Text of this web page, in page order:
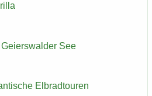
Gei­ers­wal­der See
El­brad­tou­ren